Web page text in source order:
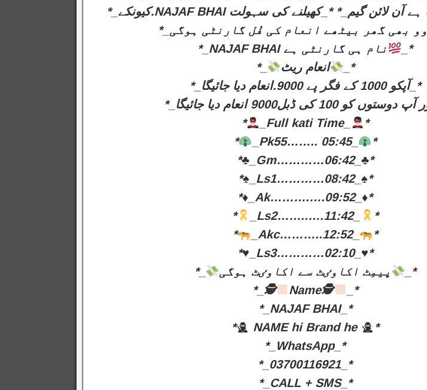
*_وو بھی گھر بیٹھے انعام کی فُل گارنٹی ہوگی
*_NAJAF BHAI نام ہی گارنٹی ہے
_*
*_
انعام ریٹ
_*
*_آپکو 1000 کے فگر پے 9000.انعام دیا جائیگا_*
*
_Full kati Time_
*
*
_Pk55…….. 05:45_
*
*♣️_Gm…………06:42_♣️*
*♠️_Ls1…………08:42_♠️*
*♦️_Ak……….….09:52_♦️*
*
_Ls2……..….11:42_
*
*
_Akc………..12:52_
*
*♥️_Ls3…………02:10_♥️*
*_
پیمِٹ اکاوٸٹ سے اکاوٸٹ ہوگی
_*
*_🕵
Name🕵
_*
*_NAJAF BHAI_*
*
NAME hi Brand he
*
*_WhatsApp_*
*_03700116921_*
*_CALL + SMS_*